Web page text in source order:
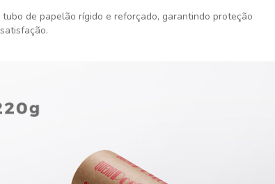
tubo de papelão rígido e reforçado, garantindo proteção
.